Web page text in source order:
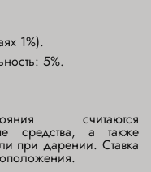
1%).
5%.
считаются
средства, а также
при дарении. Ставка